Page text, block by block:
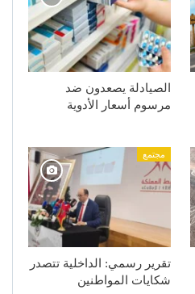
الصيادلة يصعدون ضد
مرسوم أسعار الأدوية
مجتمع
تقرير رسمي: الداخلية تتصدر
شكايات المواطنين